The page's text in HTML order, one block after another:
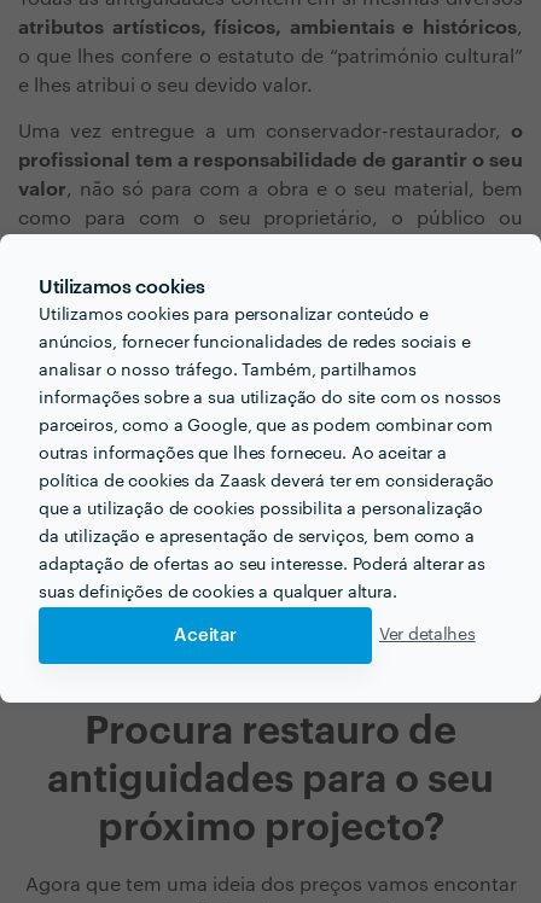
Utilizamos cookies
Utilizamos cookies para personalizar conteúdo e
anúncios, fornecer funcionalidades de redes sociais e
analisar o nosso tráfego. Também, partilhamos
informações sobre a sua utilização do site com os nossos
parceiros, como a Google, que as podem combinar com
outras informações que lhes forneceu. Ao aceitar a
política de cookies da Zaask deverá ter em consideração
que a utilização de cookies possibilita a personalização
da utilização e apresentação de serviços, bem como a
adaptação de ofertas ao seu interesse. Poderá alterar as
suas definições de cookies a qualquer altura.
Aceitar Ver detalhes
atributos artísticos, físicos, ambientais e históricos,
o que lhes confere o estatuto de “património cultural”
e lhes atribui o seu devido valor.
Uma vez entregue a um conservador-restaurador, o
profissional tem a responsabilidade de garantir o seu
valor, não só para com a obra e o seu material, bem
como para com o seu proprietário, o público ou
mesmo objeto. A principal prioridade destes
profissionais é a de
salvaguardar o património
associado à antiguidade em questão,
independentemente do seu estado de conservação,
valor patrimonial, idade da peça ou o seu proprietário.
Procura restauro de
antiguidades para o seu
próximo projecto?
Agora que tem uma ideia dos preços vamos encontar